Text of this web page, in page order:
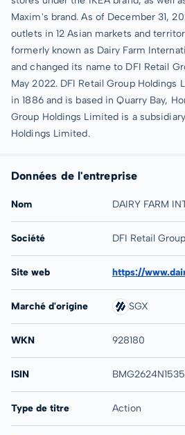
Maxim's brand. As of December 31,
outlets in 12 Asian markets and
formerly known as Dairy Farm
and changed its name to DFI Retail
May 2022. DFI Retail Group Holdings
in 1886 and is based in Quarry Bay,
Group Holdings Limited is a
Holdings Limited.
Données de l'entreprise
Nom DAIRY FARM
Société DFI Retail
Site web https://
Marché d'origine SGX
WKN 928180
ISIN BMG2624N1535
Type de titre Action